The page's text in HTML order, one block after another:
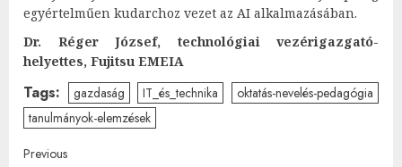
egyértelműen kudarchoz vezet az AI alkalmazásában.
Dr. Réger József, technológiai vezérigazgató-
helyettes, Fujitsu EMEIA
Tags: gazdaság IT_és_technika
oktatás-nevelés-pedagógia
tanulmányok-elemzések
Previous